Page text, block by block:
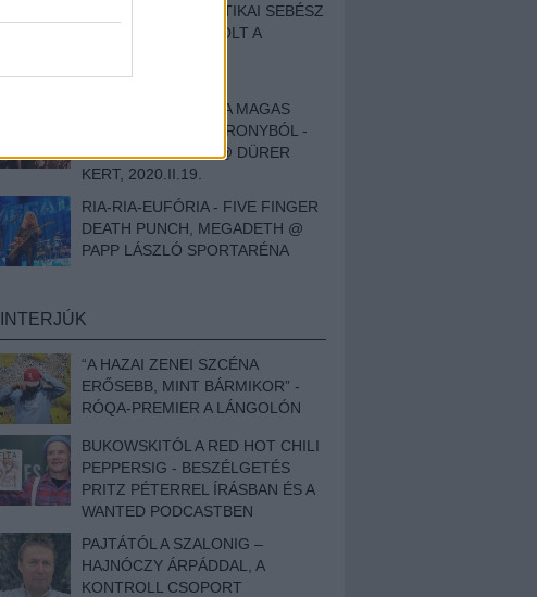
EGY HALLÁSPLASZTIKAI SEBÉSZ
NAPLÓJA - ILYEN VOLT A
DOKUMENTUMFILM
MÉLY FÉRFIBÁNAT A MAGAS
ELEFÁNTCSONTTORONYBÓL -
LEPROUS, KLONE @ DÜRER
KERT, 2020.II.19.
RIA-RIA-EUFÓRIA - FIVE FINGER
DEATH PUNCH, MEGADETH @
PAPP LÁSZLÓ SPORTARÉNA
INTERJÚK
“A HAZAI ZENEI SZCÉNA
ERŐSEBB, MINT BÁRMIKOR” -
RÓQA-PREMIER A LÁNGOLÓN
BUKOWSKITÓL A RED HOT CHILI
PEPPERSIG - BESZÉLGETÉS
PRITZ PÉTERREL ÍRÁSBAN ÉS A
WANTED PODCASTBEN
PAJTÁTÓL A SZALONIG –
HAJNÓCZY ÁRPÁDDAL, A
KONTROLL CSOPORT